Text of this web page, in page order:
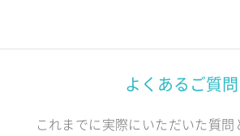
よくあるご質問
これまでに実際にいただいた質問